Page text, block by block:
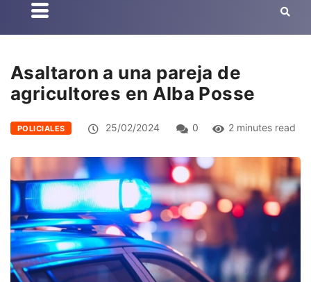
Asaltaron a una pareja de
agricultores en Alba Posse
POLICIALES 25/02/2024 0 2 minutes read